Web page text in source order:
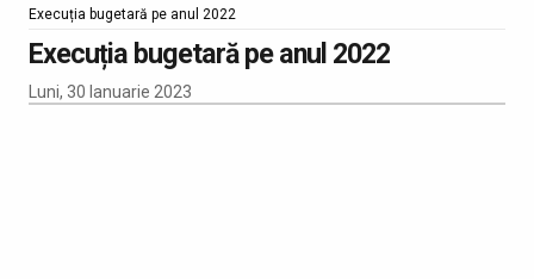
Execuția bugetară pe anul 2022
Execuția bugetară pe anul 2022
Luni, 30 Ianuarie 2023